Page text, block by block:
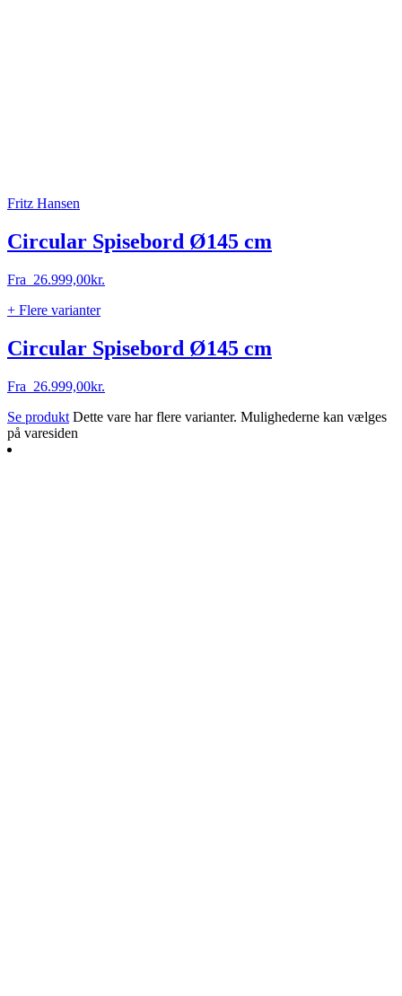
Fritz Hansen
Circular Spisebord Ø145 cm
Fra 26.999,00kr.
+ Flere varianter
Circular Spisebord Ø145 cm
Fra 26.999,00kr.
Se produkt Dette vare har flere varianter. Mulighederne kan vælges
på varesiden